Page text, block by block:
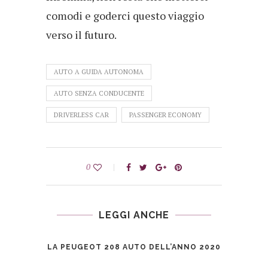
comodi e goderci questo viaggio
verso il futuro.
AUTO A GUIDA AUTONOMA
AUTO SENZA CONDUCENTE
DRIVERLESS CAR PASSENGER ECONOMY
0
LEGGI ANCHE
LA PEUGEOT 208 AUTO DELL’ANNO 2020